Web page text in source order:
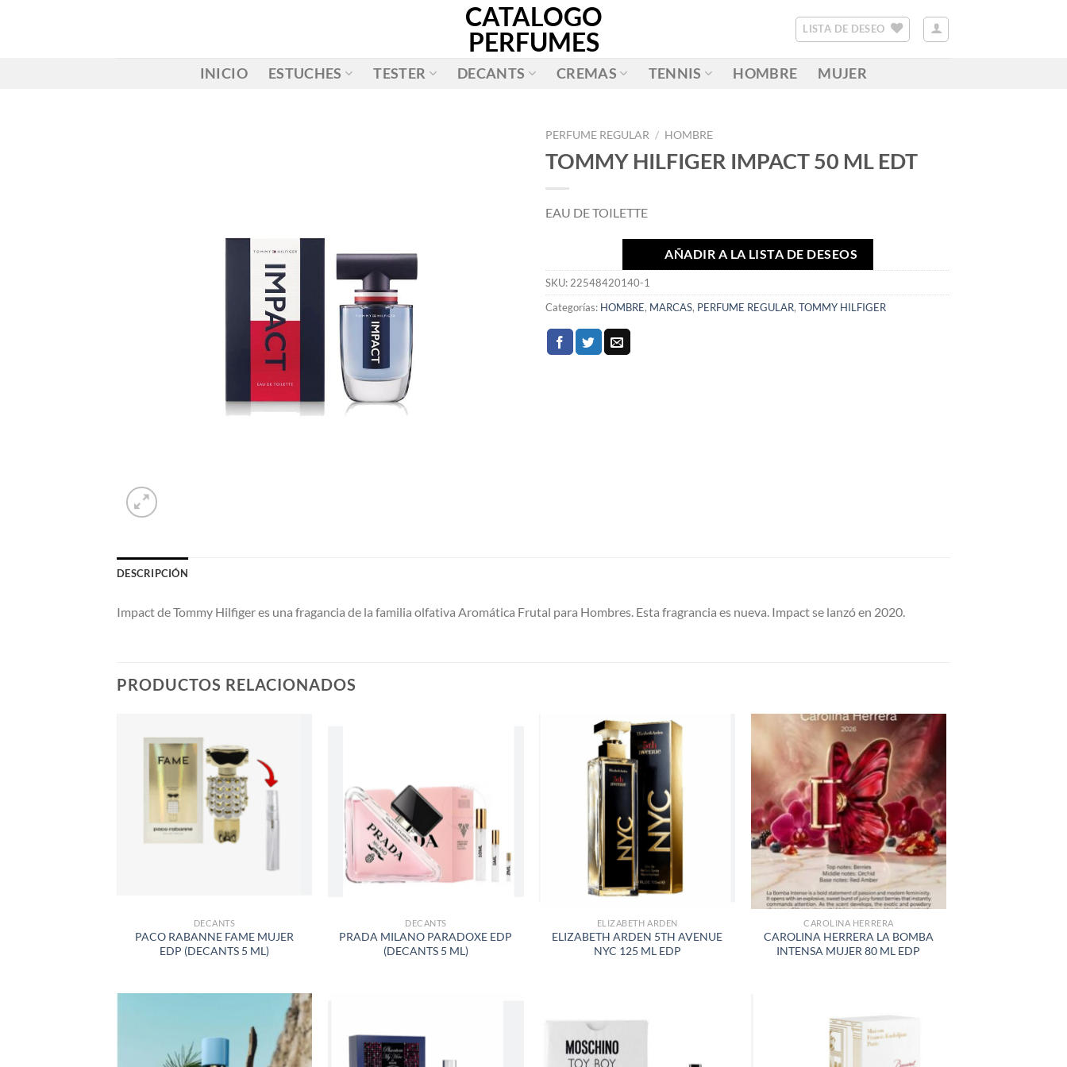
CATALOGO
PERFUMES
LISTA DE DESEO
INICIO ESTUCHES TESTER DECANTS CREMAS TENNIS HOMBRE MUJER
PERFUME REGULAR / HOMBRE
TOMMY HILFIGER IMPACT 50 ML EDT
EAU DE TOILETTE
AÑADIR A LA LISTA DE DESEOS
SKU: 22548420140-1
Categorías: HOMBRE, MARCAS, PERFUME REGULAR, TOMMY HILFIGER
DESCRIPCIÓN
Impact de Tommy Hilfiger es una fragancia de la familia olfativa Aromática Frutal para Hombres. Esta fragrancia es nueva. Impact se lanzó en 2020.
PRODUCTOS RELACIONADOS
AÑADIR
A LA
LISTA
DESEOS
DECANTS
PACO RABANNE FAME MUJER
EDP (DECANTS 5 ML)
DESEOS
DECANTS
PRADA MILANO PARADOXE EDP
(DECANTS 5 ML)
LISTA
ELIZABETH ARDEN
ELIZABETH ARDEN 5TH AVENUE
NYC 125 ML EDP
AÑADIR
A LA
LISTA
DE
DESEOS
CAROLINA HERRERA
CAROLINA HERRERA LA BOMBA
INTENSA MUJER 80 ML EDP
AÑADIR
A LA
AÑADIR